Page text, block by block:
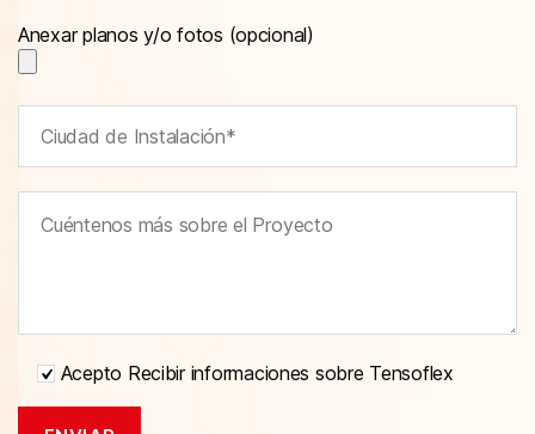
Anexar planos y/o fotos (opcional)
Acepto Recibir informaciones sobre Tensoflex